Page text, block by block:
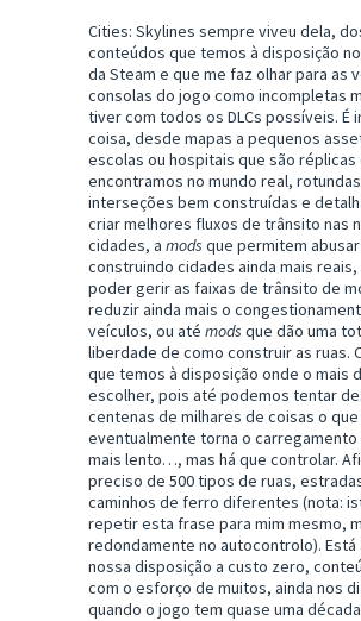
Cities: Skylines sempre viveu dela,
conteúdos que temos à disposição
da Steam e que me faz olhar para as
consolas do jogo como incompletas
tiver com todos os DLCs possíveis. É
coisa, desde mapas a pequenos
escolas ou hospitais que são réplicas
encontramos no mundo real,
interseções bem construídas e
criar melhores fluxos de trânsito nas
cidades, a mods que permitem
construindo cidades ainda mais reais,
poder gerir as faixas de trânsito de
reduzir ainda mais o
veículos, ou até mods que dão uma
liberdade de como construir as ruas.
que temos à disposição onde o mais
escolher, pois até podemos tentar
centenas de milhares de coisas o que
eventualmente torna o carregamento
mais lento…, mas há que controlar.
preciso de 500 tipos de ruas,
caminhos de ferro diferentes (nota:
repetir esta frase para mim mesmo,
redondamente no autocontrolo). Está
nossa disposição a custo zero,
com o esforço de muitos, ainda nos
quando o jogo tem quase uma